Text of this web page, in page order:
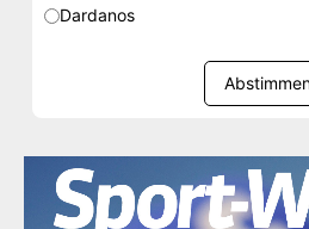
Dardanos